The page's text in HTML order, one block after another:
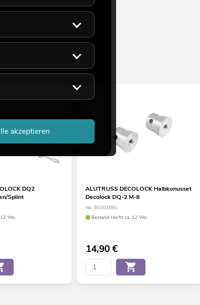
DQ2
Splint
Wo.
ALUTRUSS DECOLOCK Halbkonusset
Decolock DQ-2 M-8
No. 60301591
Bestand reicht ca. 12 Wo.
14,90€
akzeptieren